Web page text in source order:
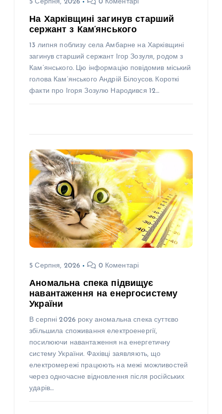
5 Серпня, 2026 0 Коментарі
На Харківщині загинув старший
сержант з Кам’янського
13 липня поблизу села Амбарне на Харківщині
загинув старший сержант Ігор Зозуля, родом з
Кам’янського. Цю інформацію повідомив міський
голова Кам’янського Андрій Білоусов. Короткі
факти про Ігоря Зозулю Народився 12…
5 Серпня, 2026 0 Коментарі
Аномальна спека підвищує
навантаження на енергосистему
України
В серпні 2026 року аномальна спека суттєво
збільшила споживання електроенергії,
посилюючи навантаження на енергетичну
систему України. Фахівці заявляють, що
електромережі працюють на межі можливостей
через одночасне відновлення після російських
ударів…